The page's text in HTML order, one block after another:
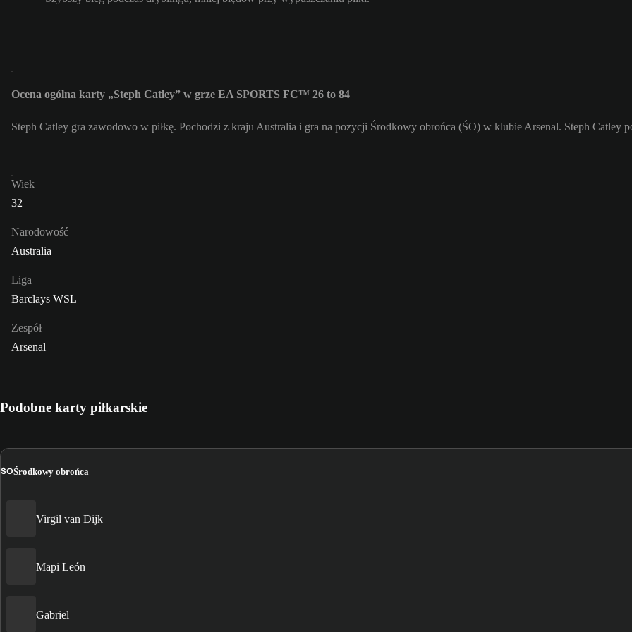
Ocena ogólna karty „Steph Catley” w grze EA SPORTS FC™ 26 to 84
Steph Catley gra zawodowo w piłkę. Pochodzi z kraju Australia i gra na pozycji Środkowy obrońca (ŚO) w klubie Arsenal. Steph Catley
Wiek
32
Narodowość
Australia
Liga
Barclays WSL
Zespół
Arsenal
Podobne karty piłkarskie
ŚOŚrodkowy obrońca
Virgil van Dijk
Mapi León
Gabriel